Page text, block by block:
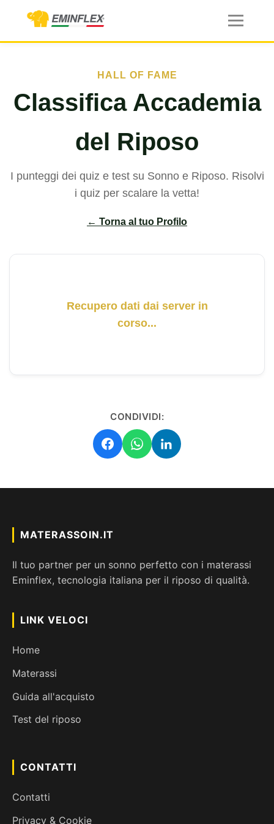
HALL OF FAME
Classifica Accademia
del Riposo
I punteggi dei quiz e test su Sonno e Riposo. Risolvi
i quiz per scalare la vetta!
← Torna al tuo Profilo
Recupero dati dai server in
corso...
CONDIVIDI:
MATERASSOIN.IT
Il tuo partner per un sonno perfetto con i materassi
Eminflex, tecnologia italiana per il riposo di qualità.
LINK VELOCI
Home
Materassi
Guida all'acquisto
Test del riposo
CONTATTI
Contatti
Privacy & Cookie